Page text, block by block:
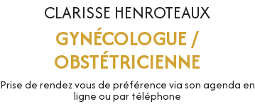
CLARISSE HENROTEAUX
GYNÉCOLOGUE /
OBSTÉTRICIENNE
Prise de rendez vous de préférence via son agenda en
ligne ou par téléphone